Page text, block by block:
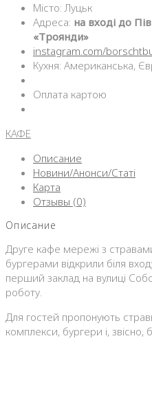
Місто: Луцьк
Адреса: на вході до
«Троянди»
instagram.com/
Кухня: Американська,
Оплата картою
КАФЕ
Описание
Новини/Анонси/Статі
Карта
Отзывы (0)
Описание
Друге кафе мережі з стравами
бургерами відкрили біля
перший заклад на вулиці
роботу.
Для гостей пропонують
комплекси, бургери і, звісно,